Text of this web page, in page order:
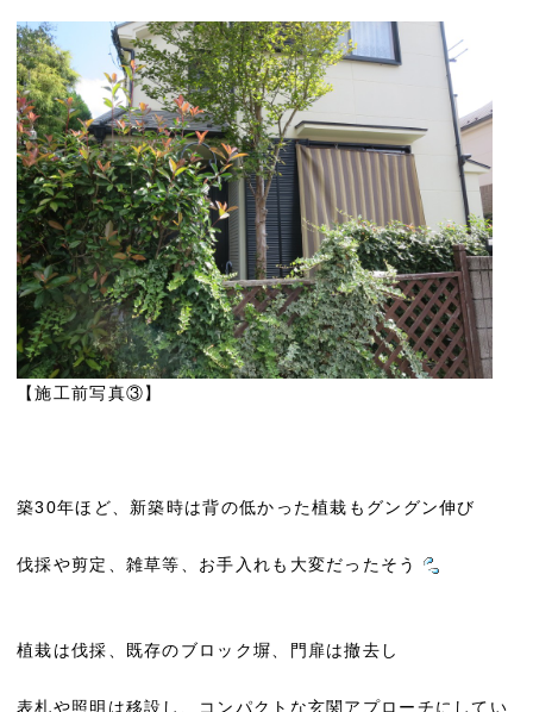
【施工前写真③】
築30年ほど、新築時は背の低かった植栽もグングン伸び
伐採や剪定、雑草等、お手入れも大変だったそう
植栽は伐採、既存のブロック塀、門扉は撤去し
表札や照明は移設し、コンパクトな玄関アプローチにしてい